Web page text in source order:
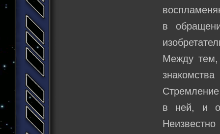
в
Между тем,
в ней, и